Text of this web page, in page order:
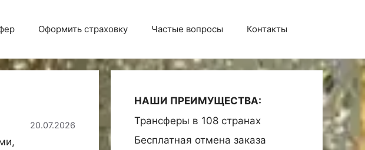
Оформить страховку Частые вопросы Контакты
20.07.2026
НАШИ ПРЕИМУЩЕСТВА:
Трансферы в 108 странах
Бесплатная отмена заказа